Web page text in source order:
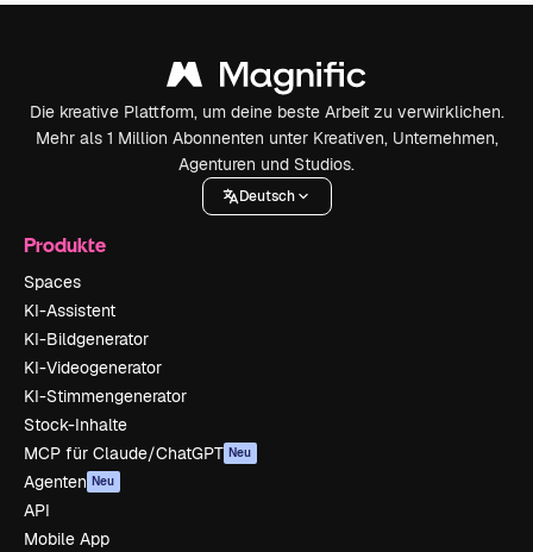
Die kreative Plattform, um deine beste Arbeit zu verwirklichen.
Mehr als 1 Million Abonnenten unter Kreativen, Unternehmen,
Agenturen und Studios.
Deutsch
Produkte
Spaces
KI-Assistent
KI-Bildgenerator
KI-Videogenerator
KI-Stimmengenerator
Stock-Inhalte
MCP für Claude/ChatGPT Neu
Agenten Neu
API
Mobile App